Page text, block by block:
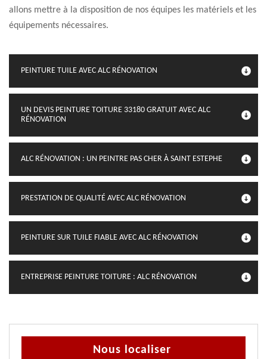
allons mettre à la disposition de nos équipes les matériels et les
équipements nécessaires.
PEINTURE TUILE AVEC ALC RÉNOVATION
UN DEVIS PEINTURE TOITURE 33180 GRATUIT AVEC ALC
RÉNOVATION
ALC RÉNOVATION : UN PEINTRE PAS CHER À SAINT ESTEPHE
PRESTATION DE QUALITÉ AVEC ALC RÉNOVATION
PEINTURE SUR TUILE FIABLE AVEC ALC RÉNOVATION
ENTREPRISE PEINTURE TOITURE : ALC RÉNOVATION
Nous localiser